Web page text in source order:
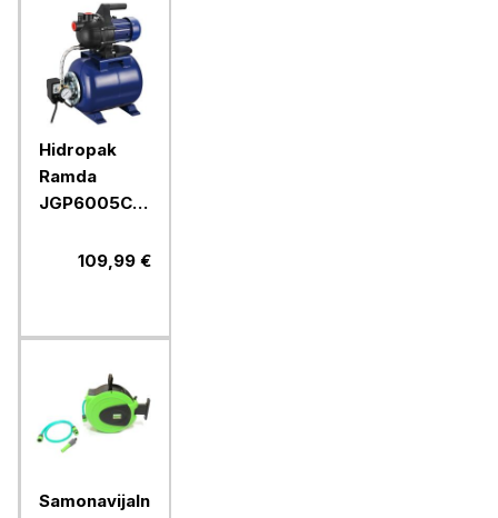
Hidropak
Ramda
JGP6005C,
109,99 €
Samonavijalni